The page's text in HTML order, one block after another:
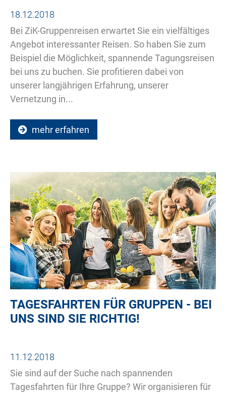
18.12.2018
Bei ZiK-Gruppenreisen erwartet Sie ein vielfältiges
Angebot interessanter Reisen. So haben Sie zum
Beispiel die Möglichkeit, spannende Tagungsreisen
bei uns zu buchen. Sie profitieren dabei von
unserer langjährigen Erfahrung, unserer
Vernetzung in...
mehr erfahren
TAGESFAHRTEN FÜR GRUPPEN - BEI
UNS SIND SIE RICHTIG!
11.12.2018
Sie sind auf der Suche nach spannenden
Tagesfahrten für Ihre Gruppe? Wir organisieren für